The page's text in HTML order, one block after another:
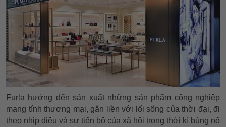
Furla hướng đến sản xuất những sản phẩm công nghiệp
mang tính thương mại, gắn liền với lối sống của thời đại, đi
theo nhịp điệu và sự tiến bộ của xã hội trong thời kì bùng nổ